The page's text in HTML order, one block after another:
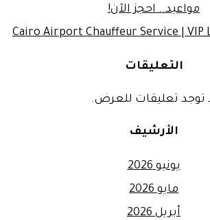
مواعيد.. احجز الآن!
Cairo Airport Chauffeur Service | VIP
التعليقات
توجد تعليقات للعرض.
الأرشيف
يونيو 2026
مايو 2026
أبريل 2026